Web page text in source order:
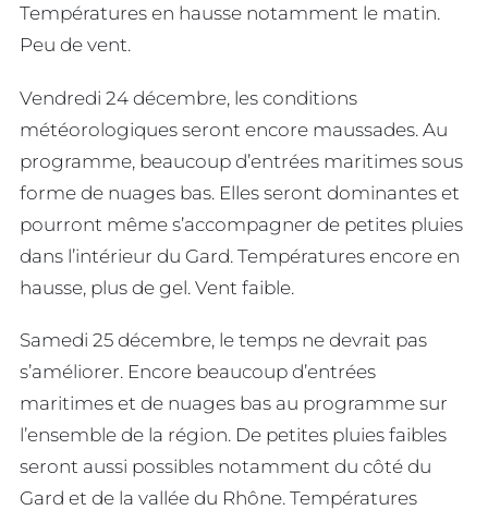
Températures en hausse notamment le matin.
Peu de vent.
Vendredi 24 décembre, les conditions
météorologiques seront encore maussades. Au
programme, beaucoup d’entrées maritimes sous
forme de nuages bas. Elles seront dominantes et
pourront même s’accompagner de petites pluies
dans l’intérieur du Gard. Températures encore en
hausse, plus de gel. Vent faible.
Samedi 25 décembre, le temps ne devrait pas
s’améliorer. Encore beaucoup d’entrées
maritimes et de nuages bas au programme sur
l’ensemble de la région. De petites pluies faibles
seront aussi possibles notamment du côté du
Gard et de la vallée du Rhône. Températures